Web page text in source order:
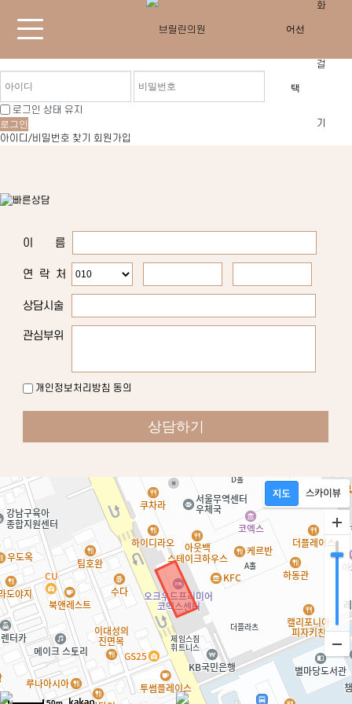
로그인 상태 유지
로그인
아이디/비밀번호 찾기
회원가입
이 름
연 락 처
상담시술
관심부위
개인정보처리방침 동의